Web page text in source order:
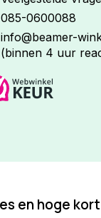
085-0600088
info@beamer-
(binnen 4 uur
en hoge